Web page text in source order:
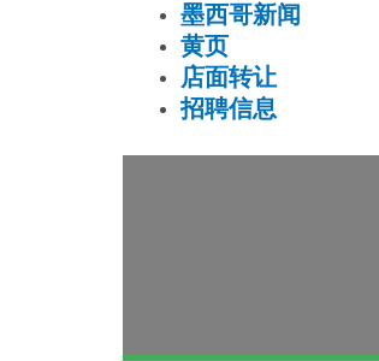
墨西哥新闻
黄页
店面转让
招聘信息